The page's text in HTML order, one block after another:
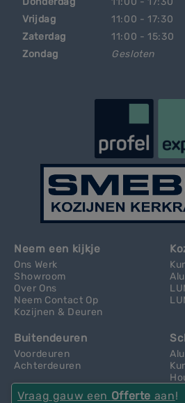
Vraag gauw een Offerte aan!
Vrijdag 11:00 - 17:30
Zaterdag
11:00 - 15:30
Zondag
Gesloten
Neem een kijkje
Ons Werk
Showroom
Over Ons
Neem Contact Op
Kozijnen & Deuren
Buitendeuren
Voordeuren
Achterdeuren